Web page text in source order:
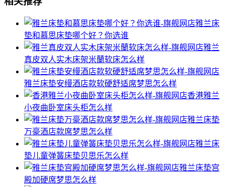
雅兰床
垫和慕思床垫哪个好？你选谁
雅兰
真皮双人实木床架米蘭软床怎么样
雅兰床垫安缦酒店款软硬舒适席梦思怎么样
香港雅兰
小夜曲卧室床头柜怎么样
雅兰床垫
万豪酒店款席梦思怎么样
雅兰床
垫儿童弹簧床垫贝思乐怎么样
雅兰床垫宫
殿加硬席梦思怎么样